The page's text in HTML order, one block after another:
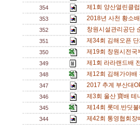
354 제1회 양산열린클
353 2018년 사천 황소
352 창원시설관리공단
351 제34회 김해오픈
350 제19회 창원시전
349 제1회 라라랜드배
348 제12회 김해가야
347 2017 추계 부산대
346 제3회 울산 寶배
345 제14회 롯데.반딧
344 제42회 통영협회